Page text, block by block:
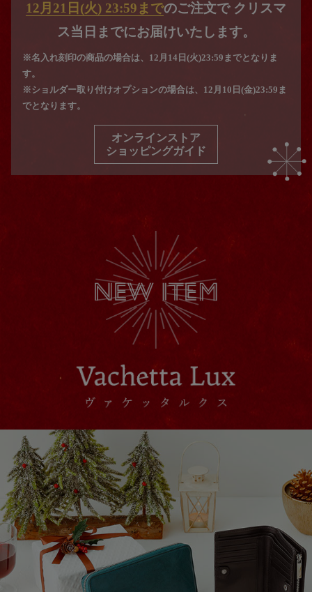
12月21日(火) 23:59までのご注文でクリスマ
ス当日までにお届けいたします。
※名入れ刻印の商品の場合は、12月14日(火)23:59までとなりま
す。
※ショルダー取り付けオプションの場合は、12月10日(金)23:59ま
でとなります。
オンラインストア
ショッピングガイド